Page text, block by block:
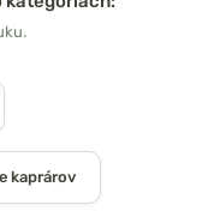
kaprárov